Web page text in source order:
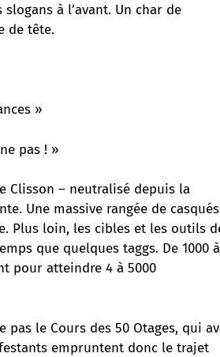
à l’avant. Un char de
de tête.
»
pas ! »
Clisson – neutralisé depuis la
Une massive rangée de casqués
Plus loin, les cibles et les outils
que quelques taggs. De 1000 à
pour atteindre 4 à 5000
le Cours des 50 Otages, qui
empruntent donc le trajet